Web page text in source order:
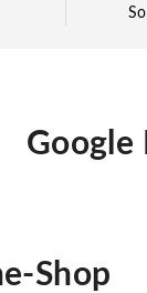
Google
Shop